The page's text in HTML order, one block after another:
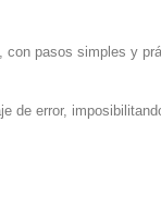
pasos simples y
de error,